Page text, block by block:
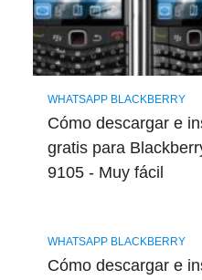
WHATSAPP BLACKBERRY
Cómo descargar e
gratis para
9105 - Muy fácil
WHATSAPP BLACKBERRY
Cómo descargar e